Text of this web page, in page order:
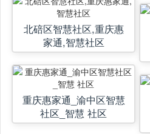
北碚区智慧社区,重庆惠
家通,智慧社区
重庆惠家通_渝中区智慧
社区_智慧 社区